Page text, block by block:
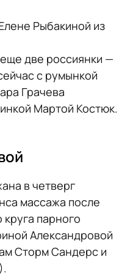
Рыбакиной из
две россиянки —
с румынкой
Грачева
Мартой Костюк.
в четверг
массажа после
парного
Александровой
Сторм Сандерс и